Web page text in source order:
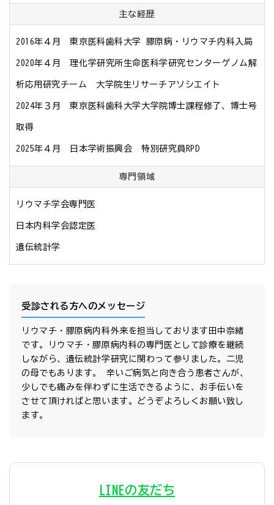
主な経歴
2016年４月　東京医科歯科大学 膠原病・リウマチ内科入局
2020年４月　理化学研究所生命医科学研究センターゲノム解
析応用研究チーム　大学院生リサーチアソシエイト
2024年３月　東京医科歯科大学大学院博士課程修了、博士号
取得
2025年４月　日本学術振興会　特別研究員RPD
専門領域
リウマチ学会専門医
日本内科学会認定医
遺伝統計学
受診される方へのメッセージ
リウマチ・膠原病内科外来を担当しております田中奈緒
です。リウマチ・膠原病内科の専門医として診療を継続
しながら、遺伝統計学研究に関わって参りました。二児
の母でもあります。 辛いご病気と向き合う患者さんが、
少しでも痛みを伴わずに生活できるように、お手伝いを
させて頂ければと思います。どうぞよろしくお願い致し
ます。
LINEの友だち